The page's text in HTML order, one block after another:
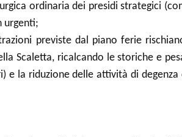
ordinaria dei presidi strategici
urgenti;
previste dal piano ferie
Scaletta, ricalcando le storiche e
la riduzione delle attività di degenza